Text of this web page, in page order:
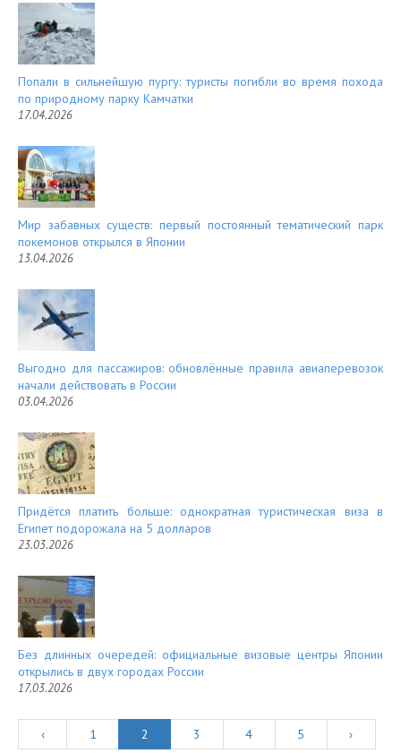
Попали в сильнейшую пургу: туристы погибли во время похода
по природному парку Камчатки
17.04.2026
Мир забавных существ: первый постоянный тематический парк
покемонов открылся в Японии
13.04.2026
Выгодно для пассажиров: обновлённые правила авиаперевозок
начали действовать в России
03.04.2026
Придётся платить больше: однократная туристическая виза в
Египет подорожала на 5 долларов
23.03.2026
Без длинных очередей: официальные визовые центры Японии
открылись в двух городах России
17.03.2026
‹ 1 2 3 4 5
›